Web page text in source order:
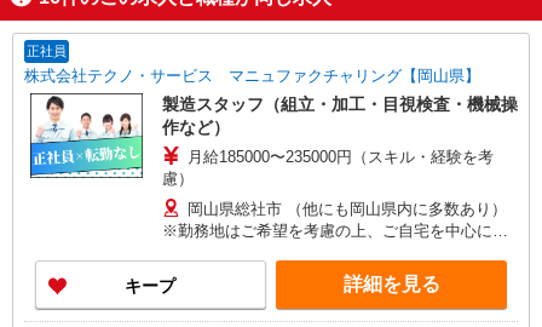
掲載期間終了
正社員
株式会社テクノ・サービス マニュファクチャリング【岡山県】
製造スタッフ（組立・加工・目視検査・機械操
作など）
月給185000〜235000円（スキル・経験を考
慮）
岡山県総社市 （他にも岡山県内に多数あり）
※勤務地はご希望を考慮の上、ご自宅を中心に通
し）
キープ 詳細を見る